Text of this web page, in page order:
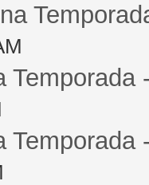
Temporada
Temporada